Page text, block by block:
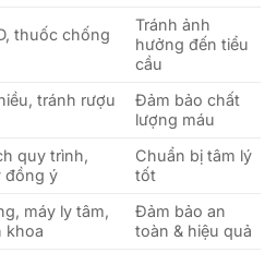
thuốc chống
Tránh ảnh
hưởng đến tiểu
cầu
tránh rượu
Đảm bảo chất
lượng máu
quy trình,
đồng ý
Chuẩn bị tâm lý
tốt
máy ly tâm,
khoa
Đảm bảo an
toàn & hiệu quả